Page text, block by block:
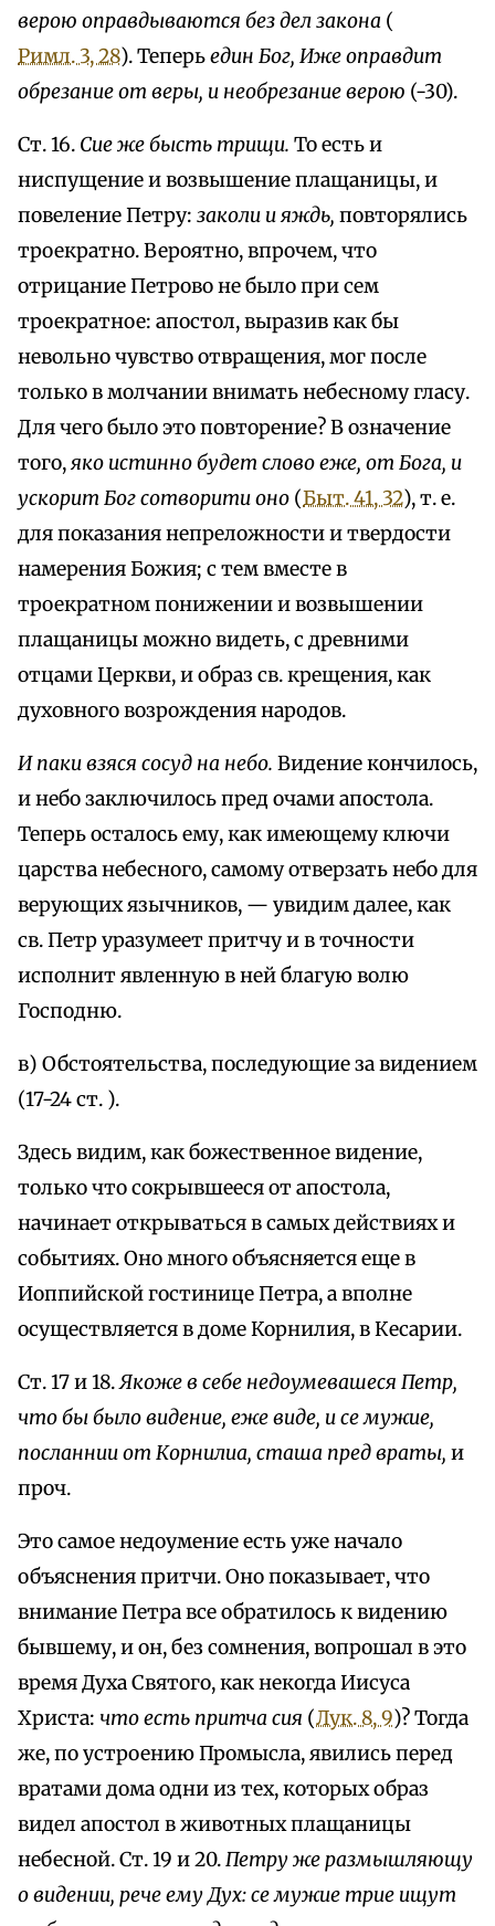
верою оправдываются без дел закона (
Римл. 3, 28). Теперьедин Бог, Иже оправдит
обрезание от веры, и необрезание верою (-30).
Ст. 16. Сие же бысть трищи. То есть и
ниспущение и возвышение плащаницы, и
повеление Петру: заколи и яждь, повторялись
троекратно. Вероятно, впрочем, что
отрицание Петрово не было при сем
троекратное: апостол, выразив как бы
невольно чувство отвращения, мог после
только в молчании внимать небесному гласу.
Для чего было это повторение? В означение
того,яко истинно будет слово еже, от Бога, и
ускорит Бог сотворити оно (Быт. 41, 32), т. е.
для показания непреложности и твердости
намерения Божия; с тем вместе в
троекратном понижении и возвышении
плащаницы можно видеть, с древними
отцами Церкви, и образ св. крещения, как
духовного возрождения народов.
И паки взяся сосуд на небо. Видение кончилось,
и небо заключилось пред очами апостола.
Теперь осталось ему, как имеющему ключи
царства небесного, самому отверзать небо для
верующих язычников, — увидим далее, как
св. Петр уразумеет притчу и в точности
исполнит явленную в ней благую волю
Господню.
в) Обстоятельства, последующие за видением
(17-24 ст. ).
Здесь видим, как божественное видение,
только что сокрывшееся от апостола,
начинает открываться в самых действиях и
событиях. Оно много объясняется еще в
Иоппийской гостинице Петра, а вполне
осуществляется в доме Корнилия, в Кесарии.
Ст. 17 и 18.Якоже в себе недоумевашеся Петр,
что бы было видение, еже виде, и ce мужие,
посланнии от Корнилиа, сташа пред враты, и
проч.
Это самое недоумение есть уже начало
объяснения притчи. Оно показывает, что
внимание Петра все обратилось к видению
бывшему, и он, без сомнения, вопрошал в это
время Духа Святого, как некогда Иисуса
Христа: что есть притча сия (Лук. 8, 9)? Тогда
же, по устроению Промысла, явились перед
вратами дома одни из тех, которых образ
видел апостол в животных плащаницы
небесной. Ст. 19 и 20.Петру же размышляющу
о видении, рече ему Дух: ce мужие трие ищут